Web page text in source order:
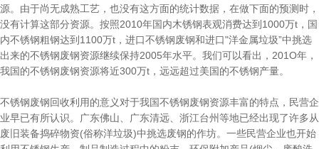
源。由于尚无成熟工艺，也没有这方面的统计数据，在做下面的预测时，
没有计算这部分资源。按照2010年国内木锈钢表观消费达到1000万t，国
内不锈钢粗钢达到1100万t，进口不锈钢废钢和进口"洋金属垃圾”中挑选
出来的不锈钢废钢资源继续保持2005年水平。我们可以看出，201O年，
我国的不锈钢废钢资源将近300万t，远远超过美国的不锈钢产量。
不锈钢废钢回收利用的意义对于我国不锈钢废钢资源丰富的特点，民营企
业早已有所认识。广东佛山、广东清远、浙江台州等地已经出现了许多从
废旧装备捣碎物资(俗称洋垃圾)中挑选废钢的作坊。一些民营企业也开始